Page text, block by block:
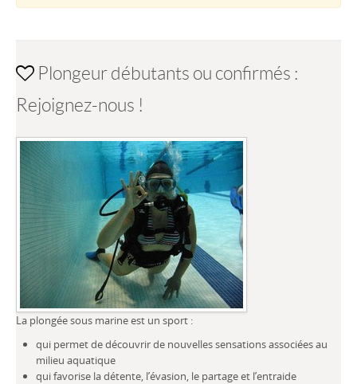
Plongeur débutants ou confirmés :
Rejoignez-nous !
La plongée sous marine est un sport :
qui permet de découvrir de nouvelles sensations associées au
milieu aquatique
qui favorise la détente, l’évasion, le partage et l’entraide